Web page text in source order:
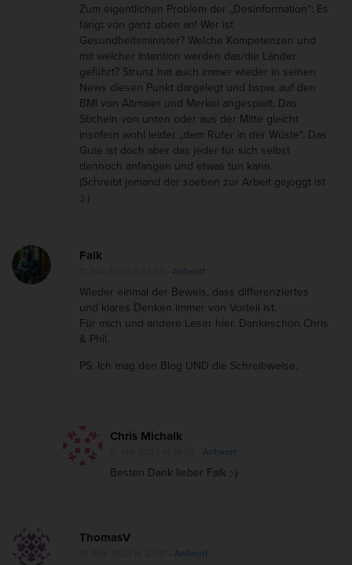
Zum eigentlichen Problem der „Desinformation“: Es
fängt von ganz oben an! Wer ist
Gesundheitsminister? Welche Kompetenzen und
mit welcher Intention werden das/die Länder
geführt? Strunz hat auch immer wieder in seinen
News diesen Punkt dargelegt und bspw. auf den
BMI von Altmaier und Merkel angespielt. Das
Sticheln von unten oder aus der Mitte gleicht
insofern wohl leider „dem Rufer in der Wüste“. Das
Gute ist doch aber das jeder für sich selbst
dennoch anfangen und etwas tun kann.
(Schreibt jemand der soeben zur Arbeit gejoggt ist
;) )
Falk
- Antwort
Wieder einmal der Beweis, dass differenziertes
und klares Denken immer von Vorteil ist.
Für mich und andere Leser hier. Dankeschön Chris
& Phil.
PS: Ich mag den Blog UND die Schreibweise.
Chris Michalk
- Antwort
Besten Dank lieber Falk ;-)
ThomasV
- Antwort